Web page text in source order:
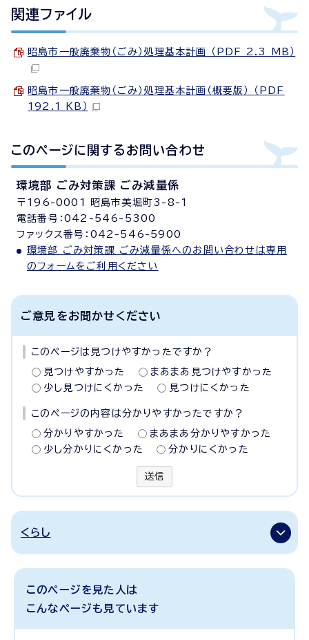
関連ファイル
昭島市一般廃棄物（ごみ）処理基本計画 （PDF 2.3 MB）
昭島市一般廃棄物（ごみ）処理基本計画（概要版） （PDF
192.1 KB）
このページに関する お問い合わせ
環境部 ごみ対策課 ごみ減量係
〒196-0001 昭島市美堀町3-8-1
電話番号：042-546-5300
ファックス番号：042-546-5900
環境部 ごみ対策課 ごみ減量係へのお問い合わせは専用
のフォームをご利用ください
ご意見をお聞かせください
このページは見つけやすかったですか？
見つけやすかった
まあまあ見つけやすかった
少し見つけにくかった
見つけにくかった
このページの内容は分かりやすかったですか？
分かりやすかった
まあまあ分かりやすかった
少し分かりにくかった
分かりにくかった
送信
くらし
このページを見た人は
こんなページも見ています